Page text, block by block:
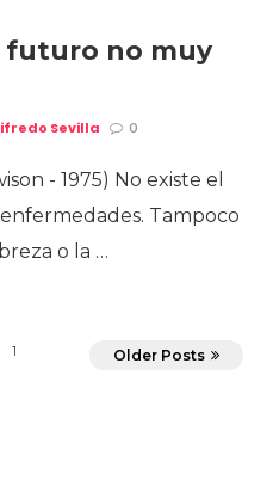
futuro no muy
Sevilla 0
- 1975) No existe el
Tampoco
o la …
1 Older Posts